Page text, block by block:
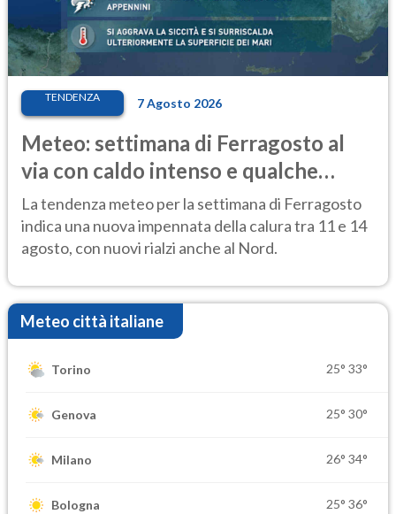
TENDENZA 7 Agosto 2026
Meteo: settimana di Ferragosto al
via con caldo intenso e qualche
temporale
La tendenza meteo per la settimana di Ferragosto
indica una nuova impennata della calura tra 11 e 14
agosto, con nuovi rialzi anche al Nord.
Meteo città italiane
Torino 25° 33°
Genova 25° 30°
Milano 26° 34°
Bologna 25° 36°